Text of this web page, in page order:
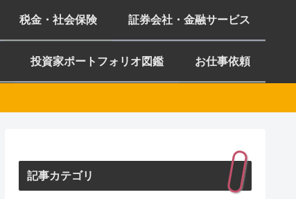
税金・社会保険 証券会社・金融サービス
投資家ポートフォリオ図鑑 お仕事依頼
記事カテゴリ